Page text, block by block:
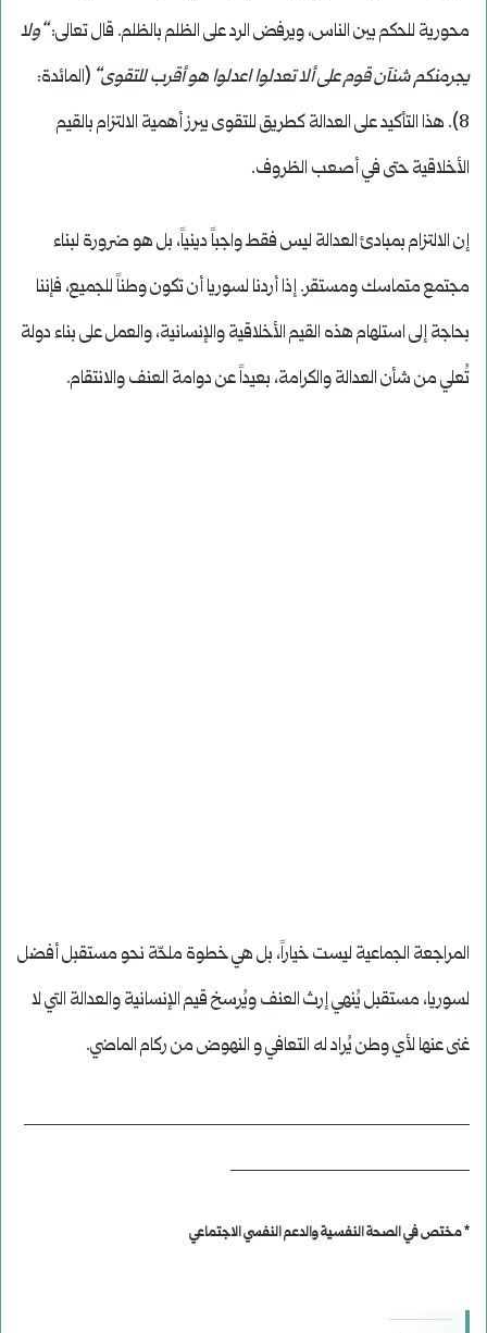
محورية للحكم بين الناس، ويرفض الرد على الظلم بالظلم. قال تعالى:“ولا
يجرمنكم شنآن قوم على ألا تعدلوا اعدلوا هو أقرب للتقوى“ (المائدة:
8). هذا التأكيد على العدالة كطريق للتقوى يبرز أهمية الالتزام بالقيم
الأخلاقية حتى في أصعب الظروف.
إن الالتزام بمبادئ العدالة ليس فقط واجباً دينياً، بل هو ضرورة لبناء
مجتمع متماسك ومستقر. إذا أردنا لسوريا أن تكون وطناً للجميع، فإننا
بحاجة إلى استلهام هذه القيم الأخلاقية والإنسانية، والعمل على بناء دولة
تُعلي من شأن العدالة والكرامة، بعيداً عن دوامة العنف والانتقام.
المراجعة الجماعية ليست خياراً، بل هي خطوة ملحّة نحو مستقبل أفضل
لسوريا، مستقبل يُنهي إرث العنف ويُرسخ قيم الإنسانية والعدالة التي لا
غنى عنها لأي وطن يُراد له التعافي و النهوض من ركام الماضي.
_________________________________________
______________________
* مختص في الصحة النفسية والدعم النفسي الاجتماعي